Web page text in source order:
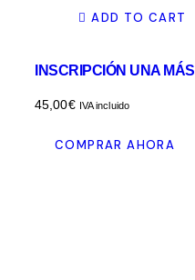
ADD TO CART
INSCRIPCIÓN UNA MÁS
45,00€ IVA incluido
COMPRAR AHORA